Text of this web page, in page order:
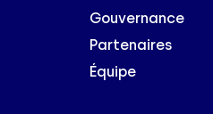
Gouvernance
Partenaires
Équipe